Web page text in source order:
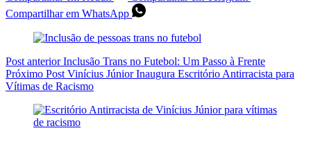
Compartilhar em WhatsApp
Post anteriorInclusão Trans no Futebol: Um Passo à Frente
Próximo Post Vinícius Júnior Inaugura Escritório Antirracista para
Vítimas de Racismo